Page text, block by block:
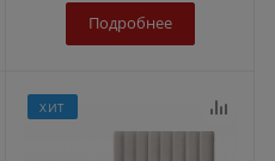
Подробнее
ХИТ